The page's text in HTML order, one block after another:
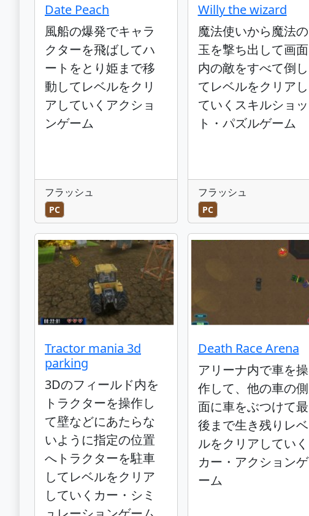
Date Peach
風船の爆発でキャラ
クターを飛ばしてハ
ートをとり姫まで移
動してレベルをクリ
アしていくアクショ
ンゲーム
フラッシュ
PC
Willy the wizard
魔法使いから魔法の
玉を撃ち出して画面
内の敵をすべて倒し
てレベルをクリアし
ていくスキルショッ
ト・パズルゲーム
フラッシュ
PC
Tractor mania 3d
parking
3Dのフィールド内を
トラクターを操作し
て壁などにあたらな
いように指定の位置
へトラクターを駐車
してレベルをクリア
していくカー・シミ
Death Race Arena
アリーナ内で車を操
作して、他の車の側
面に車をぶつけて最
後まで生き残りレベ
ルをクリアしていく
カー・アクションゲ
ーム